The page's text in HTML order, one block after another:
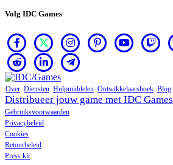
In-
evenementen
Nieuws
Media
Handleidingen
Forums
Volg IDC Games
Over Diensten Hulpmiddelen Ontwikkelaarshoek Blog
Distribueer jouw game met IDC Games
Gebruiksvoorwaarden
Privacybeleid
Cookies
Retourbeleid
Press kit